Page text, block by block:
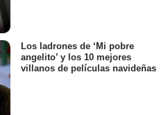
Los ladrones de ‘Mi pobre
angelito’ y los 10 mejores
villanos de películas navideñas